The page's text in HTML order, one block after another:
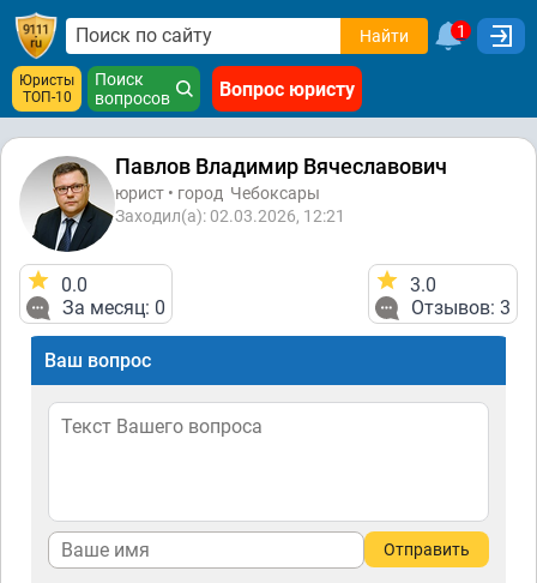
Найти 1
Юристы
ТОП-10
Поиск
вопросов
Вопрос юристу
Павлов Владимир Вячеславович
юрист • город Чебоксары
Заходил(а): 02.03.2026, 12:21
0.0
За месяц: 0
3.0
Отзывов: 3
Ваш вопрос
Отправить